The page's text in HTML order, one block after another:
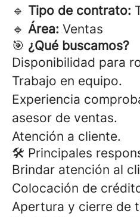
🔹 Tipo de contrato:
🔹 Área: Ventas
🎯 ¿Qué buscamos?
Disponibilidad para
Trabajo en equipo.
Experiencia
asesor de ventas.
Atención a cliente.
🛠 Principales
Brindar atención al
Colocación de
Apertura y cierre de